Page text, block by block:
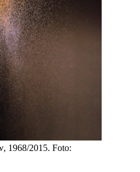
, 1968/2015. Foto: